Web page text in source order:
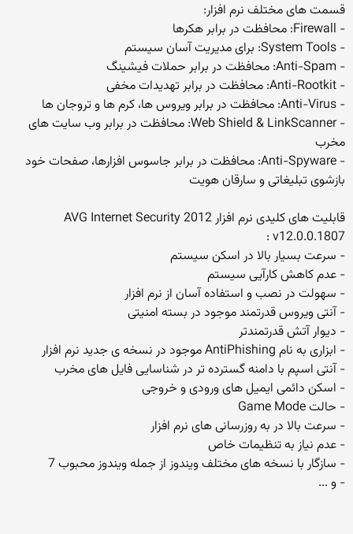
قسمت های مختلف نرم افزار:
- Firewall: محافظت در برابر هکرها
- System Tools: برای مدیریت آسان سیستم
- Anti-Spam: محافظت در برابر حملات فیشینگ
- Anti-Rootkit: محافظت در برابر تهدیدات مخفی
- Anti-Virus: محافظت در برابر ویروس ها، کرم ها و تروجان ها
- Web Shield & LinkScanner: محافظت در برابر وب سایت های
مخرب
- Anti-Spyware: محافظت در برابر جاسوس افزارها، صفحات خود
بازشوی تبلیغاتی و سارقان هویت
قابلیت های کلیدی نرم افزار AVG Internet Security 2012
v12.0.0.1807 :
- سرعت بسیار بالا در اسکن سیستم
- عدم کاهش کارآیی سیستم
- سهولت در نصب و استفاده آسان از نرم افزار
- آنتی ویروس قدرتمند موجود در بسته امنیتی
- دیوار آتش قدرتمندتر
- ابزاری به نام AntiPhishing موجود در نسخه ی جدید نرم افزار
- آنتی اسپم با دامنه گسترده تر در شناسایی فایل های مخرب
- اسکن دائمی ایمیل های ورودی و خروجی
- حالت Game Mode
- سرعت بالا در به روزرسانی های نرم افزار
- عدم نیاز به تنظیمات خاص
- سازگار با نسخه های مختلف ویندوز از جمله ویندوز محبوب 7
- و ...